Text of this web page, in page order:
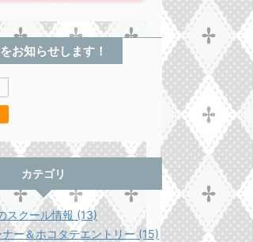
お知らせします！
カテゴリ
スクール情報 (13)
ナー＆ホコタテエントリー (15)